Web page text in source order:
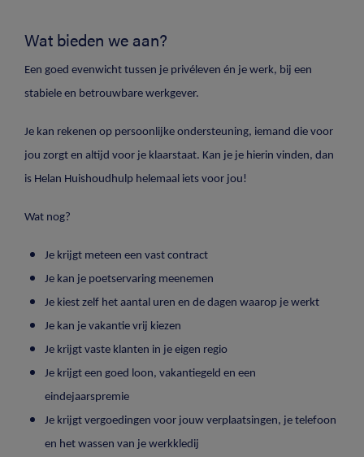
Wat bieden we aan?
Een goed evenwicht tussen je privéleven én je werk, bij een
stabiele en betrouwbare werkgever.
Je kan rekenen op persoonlijke ondersteuning, iemand die voor
jou zorgt en altijd voor je klaarstaat. Kan je je hierin vinden, dan
is Helan Huishoudhulp helemaal iets voor jou!
Wat nog?
Je krijgt meteen een vast contract
Je kan je poetservaring meenemen
Je kiest zelf het aantal uren en de dagen waarop je werkt
Je kan je vakantie vrij kiezen
Je krijgt vaste klanten in je eigen regio
Je krijgt een goed loon, vakantiegeld en een
eindejaarspremie
Je krijgt vergoedingen voor jouw verplaatsingen, je telefoon
en het wassen van je werkkledij